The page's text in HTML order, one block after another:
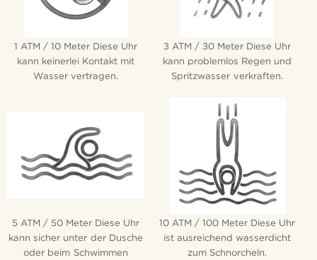
1 ATM / 10 Meter Diese Uhr
kann keinerlei Kontakt mit
Wasser vertragen.
3 ATM / 30 Meter Diese Uhr
kann problemlos Regen und
Spritzwasser verkraften.
5 ATM / 50 Meter Diese Uhr
kann sicher unter der Dusche
oder beim Schwimmen
10 ATM / 100 Meter Diese Uhr
ist ausreichend wasserdicht
zum Schnorcheln.